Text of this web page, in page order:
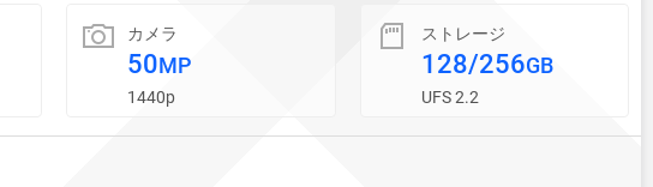
カメラ
50MP
1440p
ストレージ
128/256GB
UFS 2.2